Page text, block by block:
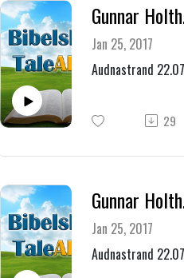
Jan 25, 2017
Audnastrand
29
Jan 25, 2017
Audnastrand